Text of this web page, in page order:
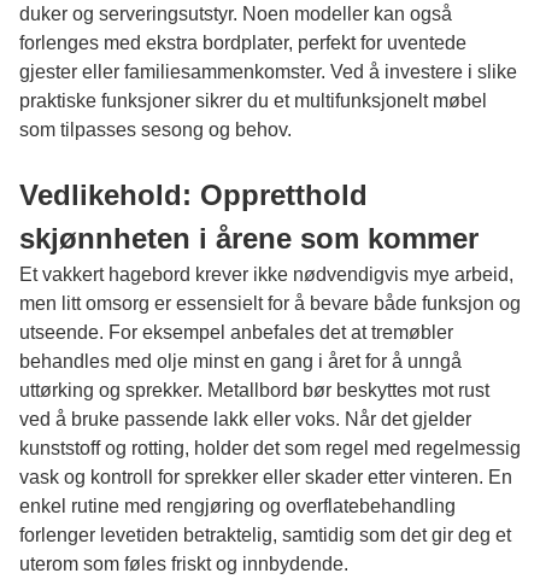
duker og serveringsutstyr. Noen modeller kan også
forlenges med ekstra bordplater, perfekt for uventede
gjester eller familiesammenkomster. Ved å investere i slike
praktiske funksjoner sikrer du et multifunksjonelt møbel
som tilpasses sesong og behov.
Vedlikehold: Oppretthold
skjønnheten i årene som kommer
Et vakkert hagebord krever ikke nødvendigvis mye arbeid,
men litt omsorg er essensielt for å bevare både funksjon og
utseende. For eksempel anbefales det at tremøbler
behandles med olje minst en gang i året for å unngå
uttørking og sprekker. Metallbord bør beskyttes mot rust
ved å bruke passende lakk eller voks. Når det gjelder
kunststoff og rotting, holder det som regel med regelmessig
vask og kontroll for sprekker eller skader etter vinteren. En
enkel rutine med rengjøring og overflatebehandling
forlenger levetiden betraktelig, samtidig som det gir deg et
uterom som føles friskt og innbydende.